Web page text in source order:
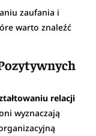
zaufania i
warto znaleźć
relacji
wyznaczają